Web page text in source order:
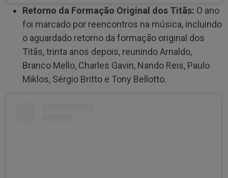
Retorno da Formação Original dos Titãs: O ano
foi marcado por reencontros na música, incluindo
o aguardado retorno da formação original dos
Titãs, trinta anos depois, reunindo Arnaldo,
Branco Mello, Charles Gavin, Nando Reis, Paulo
Miklos, Sérgio Britto e Tony Bellotto.